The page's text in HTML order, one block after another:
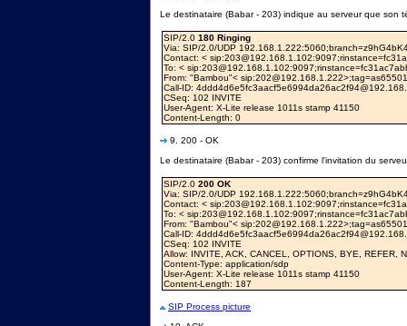
Le destinataire (Babar - 203) indique au serveur que son
SIP/2.0 180 Ringing
Via: SIP/2.0/UDP
Contact: <
To: <
From: "Bambou"<
Call-ID:
CSeq: 102 INVITE
User-Agent: X-Lite release 1011s stamp 41150
Content-Length: 0
9. 200 - OK
Le destinataire (Babar - 203) confirme l'invitation du
SIP/2.0 200 OK
Via: SIP/2.0/UDP
Contact: <
To: <
From: "Bambou"<
Call-ID:
CSeq: 102 INVITE
Allow: INVITE, ACK, CANCEL, OPTIONS, BYE, REFER,
Content-Type: application/sdp
User-Agent: X-Lite release 1011s stamp 41150
Content-Length: 187
SIP Process picture